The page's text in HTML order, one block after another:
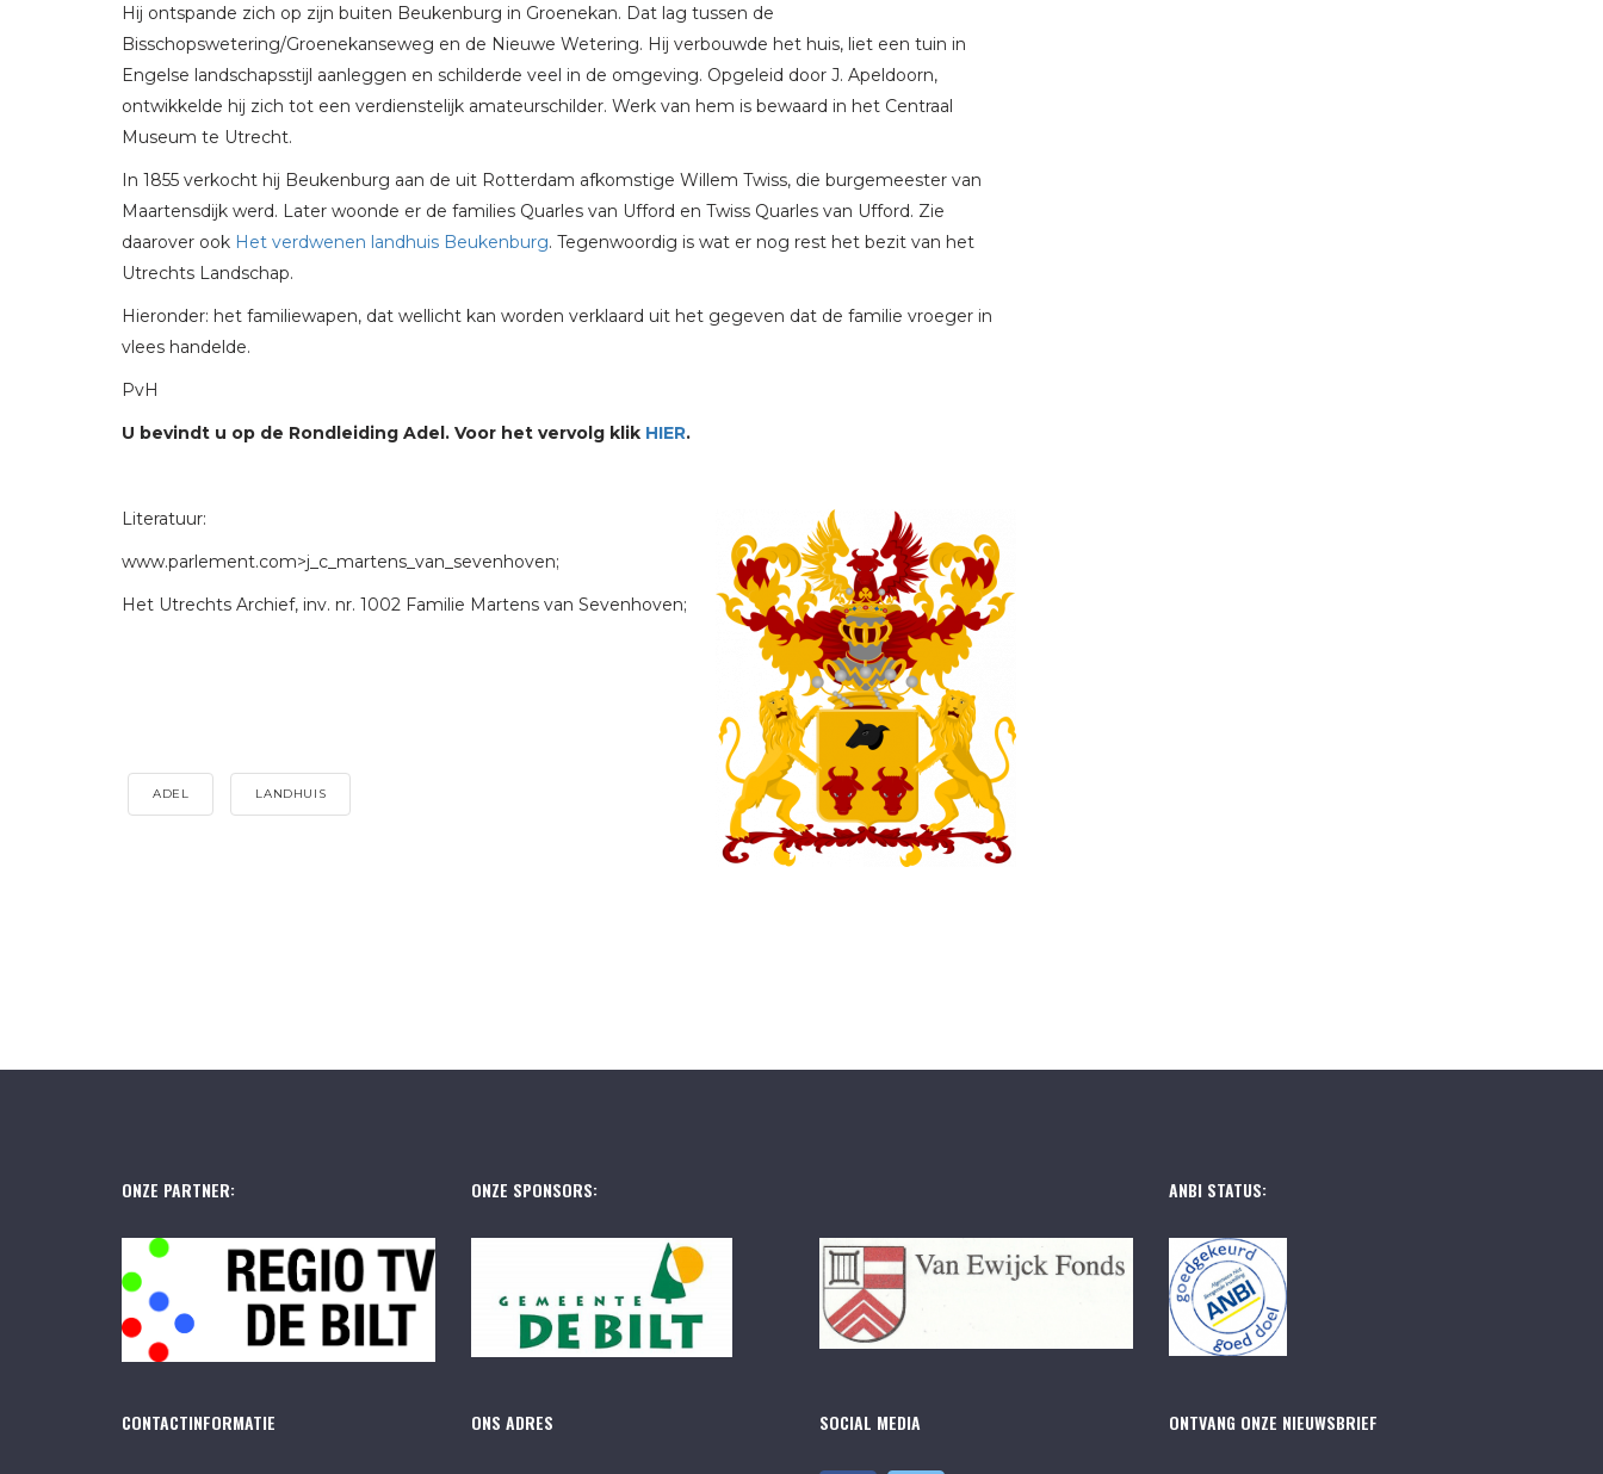
Hij ontspande zich op zijn buiten Beukenburg in Groenekan. Dat lag tussen de
Bisschopswetering/Groenekanseweg en de Nieuwe Wetering. Hij verbouwde het huis, liet een tuin in
Engelse landschapsstijl aanleggen en schilderde veel in de omgeving. Opgeleid door J. Apeldoorn,
ontwikkelde hij zich tot een verdienstelijk amateurschilder. Werk van hem is bewaard in het Centraal
Museum te Utrecht.
In 1855 verkocht hij Beukenburg aan de uit Rotterdam afkomstige Willem Twiss, die burgemeester van
Maartensdijk werd. Later woonde er de families Quarles van Ufford en Twiss Quarles van Ufford. Zie
daarover ook Het verdwenen landhuis Beukenburg. Tegenwoordig is wat er nog rest het bezit van het
Utrechts Landschap.
Hieronder: het familiewapen, dat wellicht kan worden verklaard uit het gegeven dat de familie vroeger in
vlees handelde.
PvH
U bevindt u op de Rondleiding Adel. Voor het vervolg klik HIER.
Literatuur:
www.parlement.com>j_c_martens_van_sevenhoven;
Het Utrechts Archief, inv. nr. 1002 Familie Martens van Sevenhoven;
ADEL LANDHUIS
ONZE PARTNER: ONZE SPONSORS: ANBI STATUS:
CONTACTINFORMATIE ONS ADRES SOCIAL MEDIA ONTVANG ONZE NIEUWSBRIEF